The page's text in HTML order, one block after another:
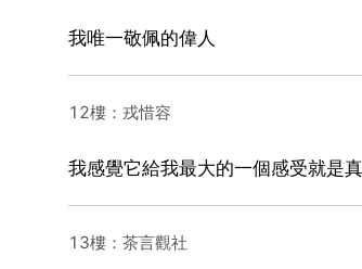
我唯一敬佩的偉人
12樓：戎惜容
我感覺它給我最大的一個感受就是
13樓：茶言觀社